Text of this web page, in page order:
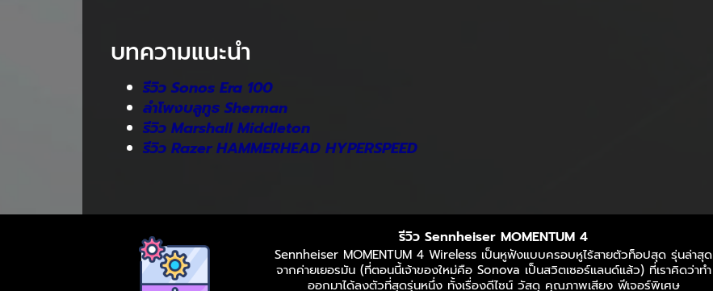
บทความแนะนำ
รีวิว Sonos Era 100
ลำโพงบลูทูธ Sherman
รีวิว Marshall Middleton
รีวิว Razer HAMMERHEAD HYPERSPEED
รีวิว Sennheiser MOMENTUM 4
Sennheiser MOMENTUM 4 Wireless เป็นหูฟังแบบครอบหูไร้สายตัวท็อปสุด รุ่นล่าสุด
จากค่ายเยอรมัน (ที่ตอนนี้เจ้าของใหม่คือ Sonova เป็นสวิตเซอร์แลนด์แล้ว) ที่เราคิดว่าทำ
ออกมาได้ลงตัวที่สุดรุ่นหนึ่ง ทั้งเรื่องดีไซน์ วัสดุ คุณภาพเสียง ฟีเจอร์พิเศษ